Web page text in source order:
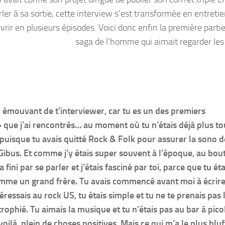
à sa sortie, cette interview s’est transformée en
en plusieurs épisodes. Voici donc enfin la première
saga de l’homme qui aimait regarder
émouvant de t’interviewer, car tu es un des premiers
que j’ai rencontrés… au moment où tu n’étais déjà plus
tu avais quitté Rock & Folk pour assurer la sono
Et comme j’y étais super souvent à l’époque, au
fini par se parler et j’étais fasciné par toi, parce que tu
un grand frère. Tu avais commencé avant moi à
au rock US, tu étais simple et tu ne te prenais pas
Tu aimais la musique et tu n’étais pas au bar à